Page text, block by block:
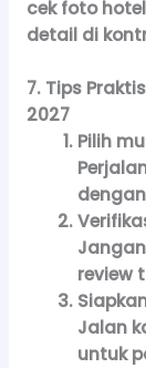
cek foto
detail di
7. Tips
2027
Pilih
review
Jalan
untuk